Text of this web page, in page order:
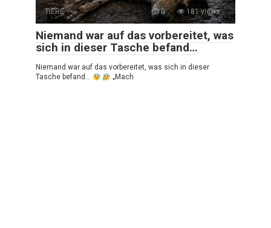
TIERE 0 181 views
Niemand war auf das vorbereitet, was
sich in dieser Tasche befand…
Niemand war auf das vorbereitet, was sich in dieser
Tasche befand…
„Mach